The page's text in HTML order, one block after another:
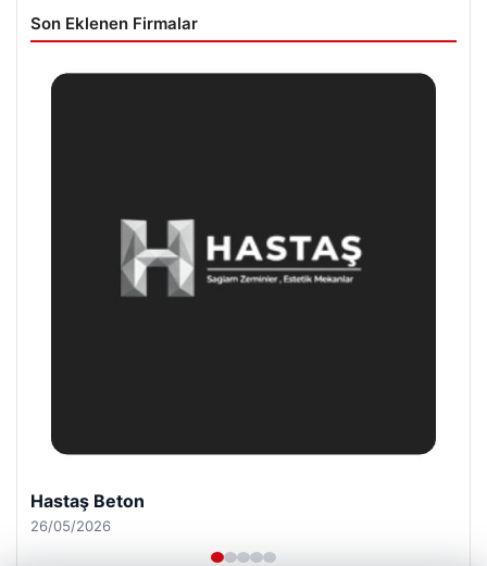
Son Eklenen Firmalar
Enes Kaplan Avukatlık Bürosu
28/04/2026